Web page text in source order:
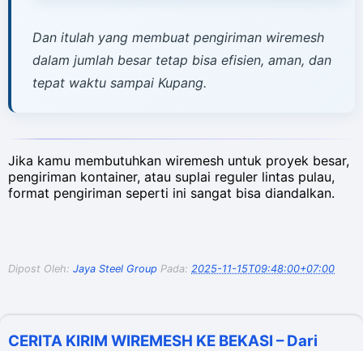
Dan itulah yang membuat pengiriman wiremesh
dalam jumlah besar tetap bisa efisien, aman, dan
tepat waktu sampai Kupang.
Jika kamu membutuhkan wiremesh untuk proyek besar,
pengiriman kontainer, atau suplai reguler lintas pulau,
format pengiriman seperti ini sangat bisa diandalkan.
Dipost Oleh: Jaya Steel Group Pada: 2025-11-15T09:48:00+07:00
CERITA KIRIM WIREMESH KE BEKASI – Dari